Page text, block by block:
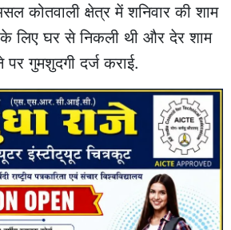
कोतवाली क्षेत्र में शनिवार की शाम
के लिए घर से निकली थी और देर शाम
गुमशुदगी दर्ज कराई.